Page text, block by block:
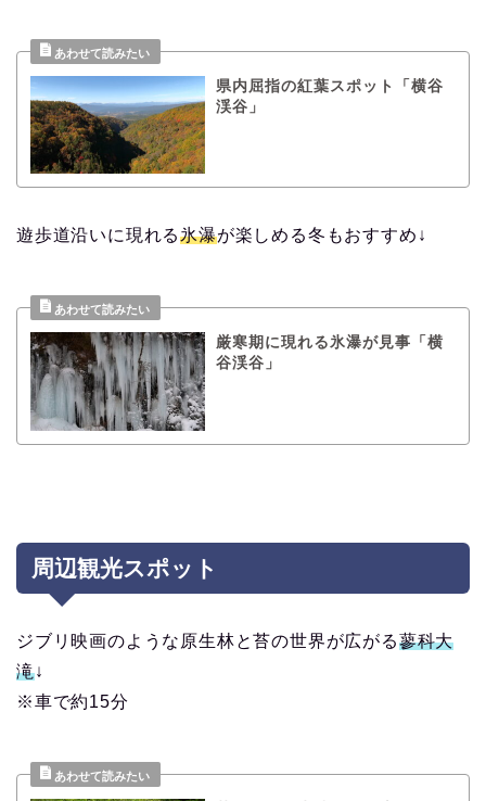
県内屈指の紅葉スポット「横谷
渓谷」
遊歩道沿いに現れる氷瀑が楽しめる冬もおすすめ↓
厳寒期に現れる氷瀑が見事「横
谷渓谷」
周辺観光スポット
ジブリ映画のような原生林と苔の世界が広がる蓼科大
滝↓
※車で約15分